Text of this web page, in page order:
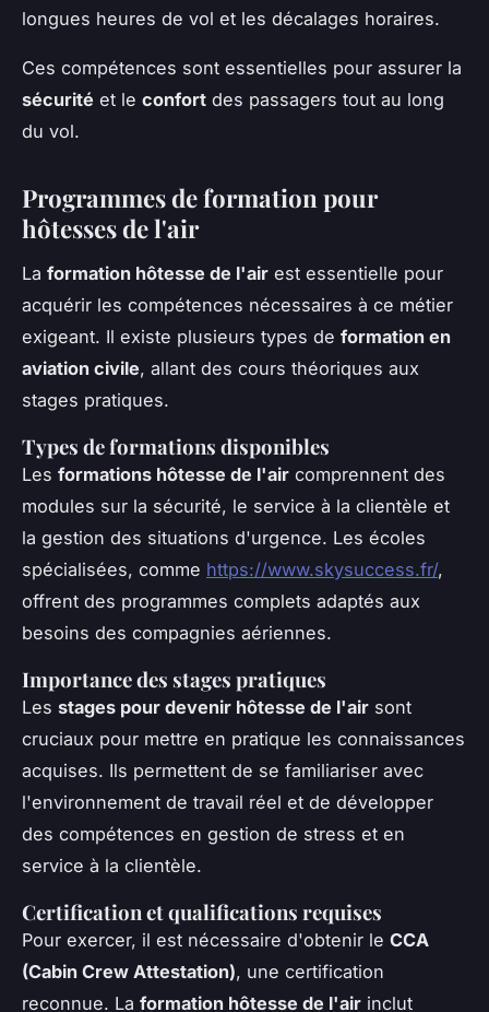
longues heures de vol et les décalages horaires.
Ces compétences sont essentielles pour assurer la
sécurité et le confort des passagers tout au long
du vol.
Programmes de formation pour
hôtesses de l'air
La formation hôtesse de l'air est essentielle pour
acquérir les compétences nécessaires à ce métier
exigeant. Il existe plusieurs types de formation en
aviation civile, allant des cours théoriques aux
stages pratiques.
Types de formations disponibles
Les formations hôtesse de l'air comprennent des
modules sur la sécurité, le service à la clientèle et
la gestion des situations d'urgence. Les écoles
spécialisées, comme https://www.skysuccess.fr/,
offrent des programmes complets adaptés aux
besoins des compagnies aériennes.
Importance des stages pratiques
Les stages pour devenir hôtesse de l'air sont
cruciaux pour mettre en pratique les connaissances
acquises. Ils permettent de se familiariser avec
l'environnement de travail réel et de développer
des compétences en gestion de stress et en
service à la clientèle.
Certification et qualifications requises
Pour exercer, il est nécessaire d'obtenir le CCA
(Cabin Crew Attestation), une certification
reconnue. La formation hôtesse de l'air inclut